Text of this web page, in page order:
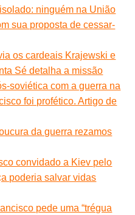
ninguém na União
sua proposta de cessar-
os cardeais Krajewski e
Sé detalha a missão
soviética com a guerra na
foi profético. Artigo de
da guerra rezamos
convidado a Kiev pelo
poderia salvar vidas
pede uma “trégua